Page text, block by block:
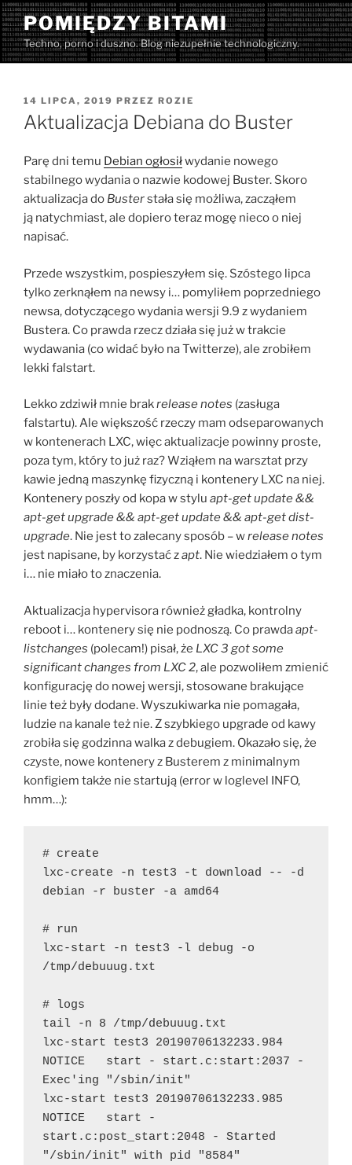
Przejdź
do
treści
POMIĘDZY BITAMI
Techno, porno i duszno. Blog niezupełnie technologiczny.
OPUBLIKOWANE
W
14 LIPCA, 2019 PRZEZ ROZIE
Aktualizacja Debiana do Buster
Parę dni temu Debian ogłosiłwydanie nowego
stabilnego wydania o nazwie kodowej Buster. Skoro
aktualizacja do Busterstała się możliwa, zacząłem
ją natychmiast, ale dopiero teraz mogę nieco o niej
napisać.
Przede wszystkim, pospieszyłem się. Szóstego lipca
tylko zerknąłem na newsy i… pomyliłem poprzedniego
newsa, dotyczącego wydania wersji 9.9 z wydaniem
Bustera. Co prawda rzecz działa się już w trakcie
wydawania (co widać było na Twitterze), ale zrobiłem
lekki falstart.
Lekko zdziwił mnie brakrelease notes (zasługa
falstartu). Ale większość rzeczy mam odseparowanych
w kontenerach LXC, więc aktualizacje powinny proste,
poza tym, który to już raz? Wziąłem na warsztat przy
kawie jedną maszynkę fizyczną i kontenery LXC na niej.
Kontenery poszły od kopa w stylu apt-get update &&
apt-get upgrade && apt-get update && apt-get dist-
upgrade. Nie jest to zalecany sposób – wrelease notes
jest napisane, by korzystać zapt. Nie wiedziałem o tym
i… nie miało to znaczenia.
Aktualizacja hypervisora również gładka, kontrolny
reboot i… kontenery się nie podnoszą. Co prawdaapt-
listchanges (polecam!) pisał, że LXC 3 got some
significant changes from LXC 2, ale pozwoliłem zmienić
konfigurację do nowej wersji, stosowane brakujące
linie też były dodane. Wyszukiwarka nie pomagała,
ludzie na kanale też nie. Z szybkiego upgrade od kawy
zrobiła się godzinna walka z debugiem. Okazało się, że
czyste, nowe kontenery z Busterem z minimalnym
konfigiem także nie startują (error w loglevel INFO,
hmm…):
# create
lxc-create -n test3 -t download -- -d
debian -r buster -a amd64
# run
lxc-start -n test3 -l debug -o
/tmp/debuuug.txt
# logs
tail -n 8 /tmp/debuuug.txt
lxc-start test3 20190706132233.984
NOTICE   start - start.c:start:2037 -
Exec'ing "/sbin/init"
lxc-start test3 20190706132233.985
NOTICE   start -
start.c:post_start:2048 - Started
"/sbin/init" with pid "8584"